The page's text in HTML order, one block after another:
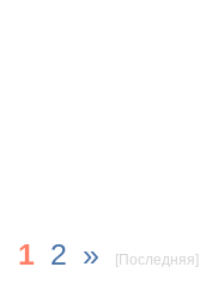
1 2 » [Последняя]